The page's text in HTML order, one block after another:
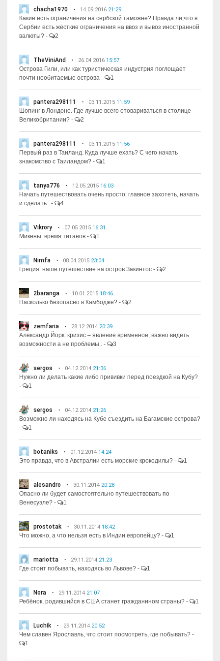
chacha1970 14.09.2016 21:29
Какие есть ограничения на сербской таможне? Правда ли,что в
Сербии есть жёсткие ограничения на ввоз и вывоз иностранной
валюты? - 2
TheViniAnd 26.04.2016 15:57
Острова Гили, или как туристическая индустрия поглощает
почти необитаемые острова - 1
pantera298111 03.11.2015 11:59
Шопинг в Лондоне. Где лучше всего отовариваться в столице
Великобритании? - 2
pantera298111 03.11.2015 11:56
Первый раз в Таиланд. Куда лучше ехать? С чего начать
знакомство с Таиландом? - 1
tanya776 12.05.2015 16:03
Начать путешествовать очень просто: главное захотеть, начать
и сделать..
- 4
Vikrory 07.05.2015 16:31
Микены: время титанов - 1
Nimfa 08.04.2015 23:04
Греция: наше путешествие на остров Закинтос - 2
2baranga 10.01.2015 18:46
Насколько безопасно в Камбодже? - 2
zemfaria 28.12.2014 20:39
Александр Йорк: кризис – явление временное, важно видеть
возможности а не проблемы..
- 3
sergos 04.12.2014 21:36
Нужно ли делать какие либо прививки перед поездкой на Кубу?
-
1
sergos 04.12.2014 21:26
Возможно ли находясь на Кубе съездить на Багамские острова?
-
1
botaniks 01.12.2014 14:24
Это правда, что в Австралии есть морские крокодилы? - 1
alesandro 30.11.2014 20:28
Опасно ли будет самостоятельно путешествовать по
Венесуэле? - 1
prostotak 30.11.2014 18:42
Что можно, а что нельзя есть в Индии европейцу? - 1
mariotta 29.11.2014 21:23
Где стоит побывать, находясь во Львове? - 1
Nora 29.11.2014 21:07
Ребёнок, родившийся в США станет гражданином страны? - 1
Luchik 29.11.2014 20:52
Чем славен Ярославль, что стоит посмотреть, где побывать? -
1